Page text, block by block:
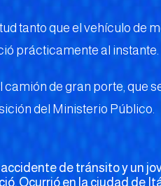
tanto que el vehículo de
prácticamente al instante.
camión de gran porte, que
del Ministerio Público.
de tránsito y un
Ocurrió en la ciudad de